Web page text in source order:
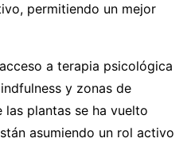
permitiendo un mejor
a terapia psicológica
y zonas de
plantas se ha vuelto
asumiendo un rol activo